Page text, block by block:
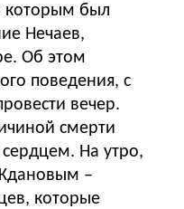
которым был
Нечаев,
Об этом
поведения, с
вечер.
смерти
На утро,
Ждановым –
которые